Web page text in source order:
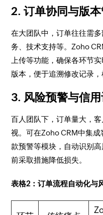
2. 订单协同与版
在大团队中，订单往往需
务、技术支持等。Zoho
上传等功能，确保各环节
版本，便于追溯修改记录，
3. 风险预警与信
百人团队下，订单量大，
视。可在Zoho CRM中集
款预警等模块，自动识别
前采取措施降低损失。
表格2：订单流程自动化与